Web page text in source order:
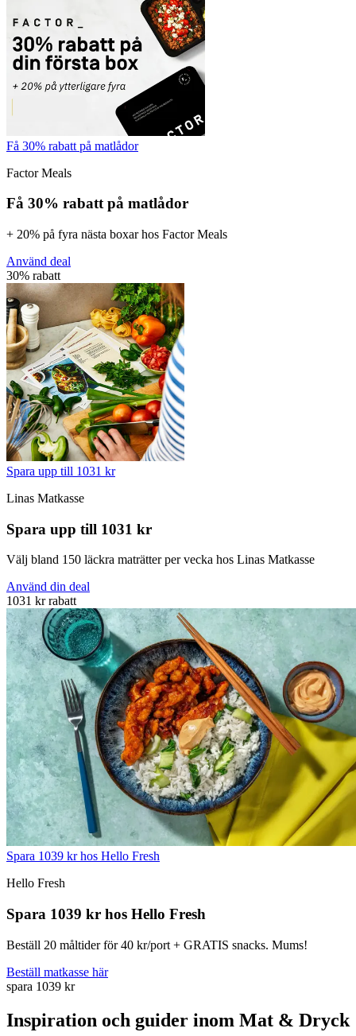
Få 30% rabatt på matlådor
Factor Meals
Få 30% rabatt på matlådor
+ 20% på fyra nästa boxar hos Factor Meals
Använd deal
30% rabatt
Spara upp till 1031 kr
Linas Matkasse
Spara upp till 1031 kr
Välj bland 150 läckra maträtter per vecka hos Linas Matkasse
Använd din deal
1031 kr rabatt
Spara 1039 kr hos Hello Fresh
Hello Fresh
Spara 1039 kr hos Hello Fresh
Beställ 20 måltider för 40 kr/port + GRATIS snacks. Mums!
Beställ matkasse här
spara 1039 kr
Inspiration och guider inom Mat & Dryck